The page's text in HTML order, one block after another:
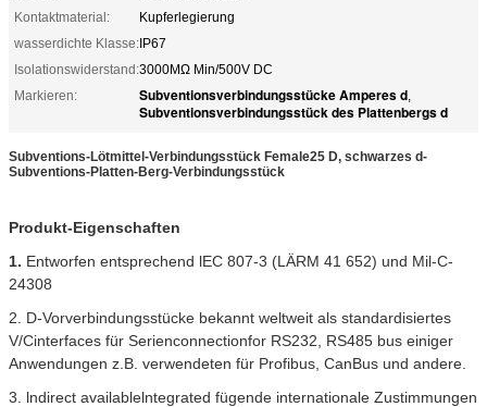
Kontaktmaterial:
Kupferlegierung
wasserdichte Klasse:IP67
Isolationswiderstand:3000MΩ Min/500V DC
Markieren:
Subventionsverbindungsstücke Amperes d,
Subventionsverbindungsstück des Plattenbergs d
Subventions-Lötmittel-Verbindungsstück Female25 D, schwarzes d-
Subventions-Platten-Berg-Verbindungsstück
Produkt-Eigenschaften
1. Entworfen entsprechend lEC 807-3 (LÄRM 41 652) und Mil-C-
24308
2. D-Vorverbindungsstücke bekannt weltweit als standardisiertes
V/Cinterfaces für Serienconnectionfor RS232, RS485 bus einiger
Anwendungen z.B. verwendeten für Profibus, CanBus und andere.
3. lndirect availablelntegrated fügende internationale Zustimmungen